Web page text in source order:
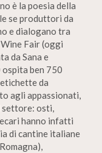
è la poesia della
se produttori da
e dialogano tra
Fair (oggi
da Sana e
ben 750
da
agli appassionati,
settore: osti,
hanno infatti
di cantine italiane